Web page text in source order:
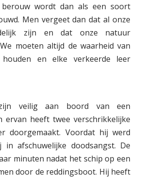
wordt dan als een soort
Men vergeet dan dat al onze
zijn en dat onze natuur
moeten altijd de waarheid van
en elke verkeerde leer
veilig aan boord van een
ervan heeft twee verschrikkelijke
doorgemaakt. Voordat hij werd
afschuwelijke doodsangst. De
minuten nadat het schip op een
door de reddingsboot. Hij heeft